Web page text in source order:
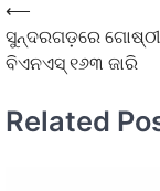
⟵
ସୁନ୍ଦରଗଡ଼ରେ ଗୋଷ୍ଠୀ
ବିଏନଏସ୍ ୧୬୩ ଜାରି
Related